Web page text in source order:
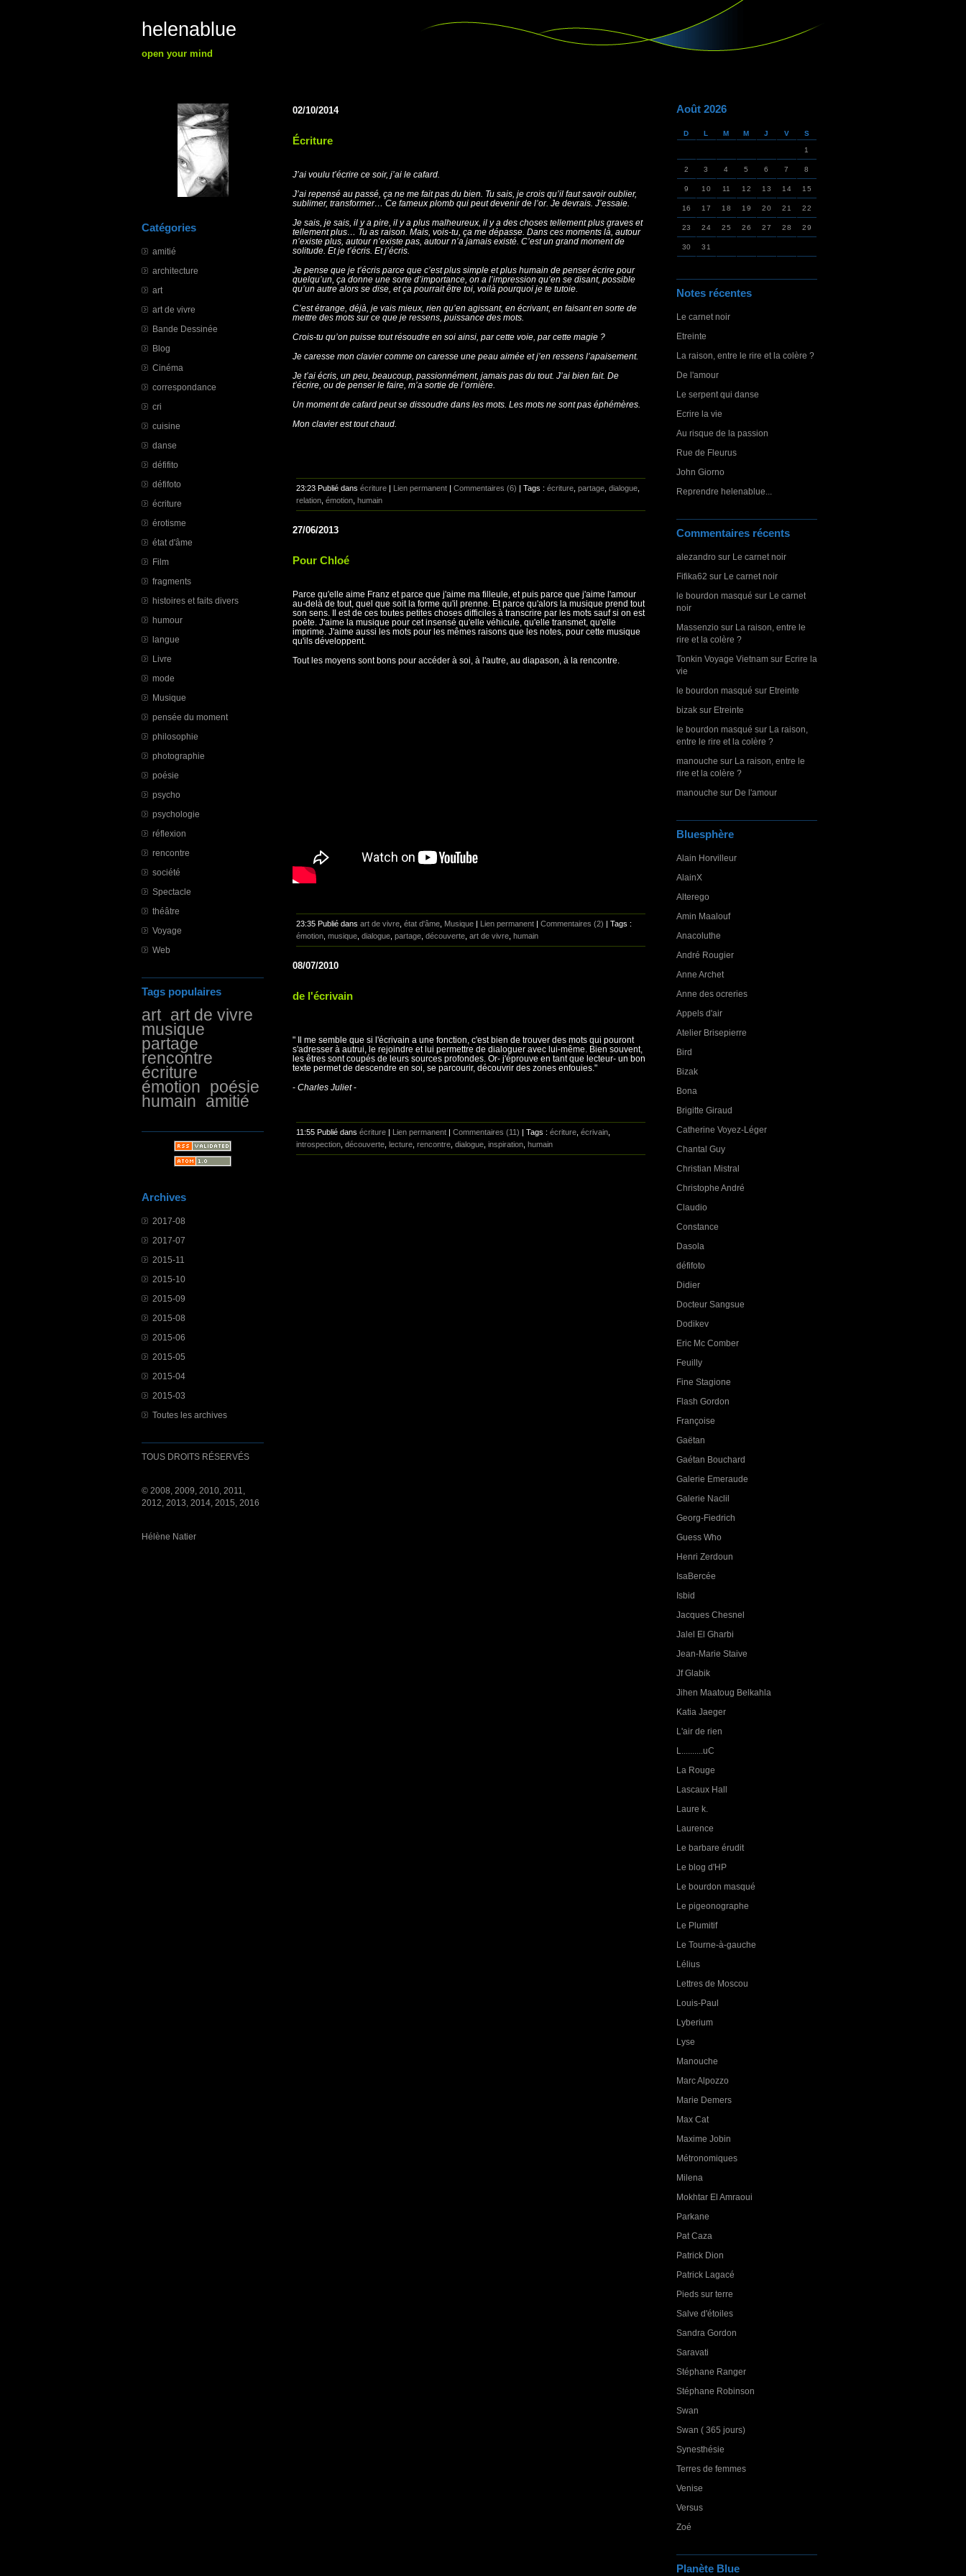
helenablue
open your mind
Catégories
amitié
architecture
art
art de vivre
Bande Dessinée
Blog
Cinéma
correspondance
cri
cuisine
danse
défifito
défifoto
écriture
érotisme
état d'âme
Film
fragments
histoires et faits divers
humour
langue
Livre
mode
Musique
pensée du moment
philosophie
photographie
poésie
psycho
psychologie
réflexion
rencontre
société
Spectacle
théâtre
Voyage
Web
Tags populaires
art art de vivre
musique
partage
rencontre
écriture
émotion poésie
humain amitié
Archives
2017-08
2017-07
2015-11
2015-10
2015-09
2015-08
2015-06
2015-05
2015-04
2015-03
Toutes les archives
TOUS DROITS RÉSERVÉS
© 2008, 2009, 2010, 2011,
2012, 2013, 2014, 2015, 2016
Hélène Natier
Août 2026
D L M M J V S
1
2 3 4 5 6 7 8
9 10 11 12 13 14 15
16 17 18 19 20 21 22
23 24 25 26 27 28 29
30 31
Notes récentes
Le carnet noir
Etreinte
La raison, entre le rire et la colère ?
De l'amour
Le serpent qui danse
Ecrire la vie
Au risque de la passion
Rue de Fleurus
John Giorno
Reprendre helenablue...
Commentaires récents
alezandro sur Le carnet noir
Fifika62 sur Le carnet noir
le bourdon masqué sur Le carnet
noir
Massenzio sur La raison, entre le
rire et la colère ?
Tonkin Voyage Vietnam sur Ecrire la
vie
le bourdon masqué sur Etreinte
bizak sur Etreinte
le bourdon masqué sur La raison,
entre le rire et la colère ?
manouche sur La raison, entre le
rire et la colère ?
manouche sur De l'amour
Bluesphère
Alain Horvilleur
AlainX
Alterego
Amin Maalouf
Anacoluthe
André Rougier
Anne Archet
Anne des ocreries
Appels d'air
Atelier Brisepierre
Bird
Bizak
Bona
Brigitte Giraud
Catherine Voyez-Léger
Chantal Guy
Christian Mistral
Christophe André
Claudio
Constance
Dasola
défifoto
Didier
Docteur Sangsue
Dodikev
Eric Mc Comber
Feuilly
Fine Stagione
Flash Gordon
Françoise
Gaëtan
Gaétan Bouchard
Galerie Emeraude
Galerie Naclil
Georg-Fiedrich
Guess Who
Henri Zerdoun
IsaBercée
Isbid
Jacques Chesnel
Jalel El Gharbi
Jean-Marie Staive
Jf Glabik
Jihen Maatoug Belkahla
Katia Jaeger
L'air de rien
L..........uC
La Rouge
Lascaux Hall
Laure k.
Laurence
Le barbare érudit
Le blog d'HP
Le bourdon masqué
Le pigeonographe
Le Plumitif
Le Tourne-à-gauche
Lélius
Lettres de Moscou
Louis-Paul
Lyberium
Lyse
Manouche
Marc Alpozzo
Marie Demers
Max Cat
Maxime Jobin
Métronomiques
Milena
Mokhtar El Amraoui
Parkane
Pat Caza
Patrick Dion
Patrick Lagacé
Pieds sur terre
Salve d'étoiles
Sandra Gordon
Saravati
Stéphane Ranger
Stéphane Robinson
Swan
Swan ( 365 jours)
Synesthésie
Terres de femmes
Venise
Versus
Zoé
Planète Blue
02/10/2014
Écriture
J’ai voulu t’écrire ce soir, j’ai le cafard.
J’ai repensé au passé, ça ne me fait pas du bien. Tu sais, je crois qu’il faut savoir oublier,
sublimer, transformer… Ce fameux plomb qui peut devenir de l’or. Je devrais. J’essaie.
Je sais, je sais, il y a pire, il y a plus malheureux, il y a des choses tellement plus graves et
tellement plus… Tu as raison. Mais, vois-tu, ça me dépasse. Dans ces moments là, autour
n’existe plus, autour n’existe pas, autour n’a jamais existé. C’est un grand moment de
solitude. Et je t’écris. Et j’écris.
Je pense que je t’écris parce que c’est plus simple et plus humain de penser écrire pour
quelqu’un, ça donne une sorte d’importance, on a l’impression qu’en se disant, possible
qu’un autre alors se dise, et ça pourrait être toi, voilà pourquoi je te tutoie.
C’est étrange, déjà, je vais mieux, rien qu’en agissant, en écrivant, en faisant en sorte de
mettre des mots sur ce que je ressens, puissance des mots.
Crois-tu qu’on puisse tout résoudre en soi ainsi, par cette voie, par cette magie ?
Je caresse mon clavier comme on caresse une peau aimée et j’en ressens l’apaisement.
Je t’ai écris, un peu, beaucoup, passionnément, jamais pas du tout. J’ai bien fait. De
t’écrire, ou de penser le faire, m’a sortie de l’ornière.
Un moment de cafard peut se dissoudre dans les mots. Les mots ne sont pas éphémères.
Mon clavier est tout chaud.
23:23 Publié dans écriture | Lien permanent | Commentaires (6) | Tags : écriture partage dialogue
relation émotion humain
27/06/2013
Pour Chloé
Parce qu'elle aime Franz et parce que j'aime ma filleule, et puis parce que j'aime l'amour
au-delà de tout, quel que soit la forme qu'il prenne. Et parce qu'alors la musique prend tout
son sens. Il est de ces toutes petites choses difficiles à transcrire par les mots sauf si on est
poète. J'aime la musique pour cet insensé qu'elle véhicule, qu'elle transmet, qu'elle
imprime. J'aime aussi les mots pour les mêmes raisons que les notes, pour cette musique
qu'ils développent.
Tout les moyens sont bons pour accéder à soi, à l'autre, au diapason, à la rencontre.
23:35 Publié dans art de vivre état d'âme Musique | Lien permanent | Commentaires (2) | Tags :
émotion musique dialogue partage découverte art de vivre humain
08/07/2010
de l'écrivain
" Il me semble que si l'écrivain a une fonction, c'est bien de trouver des mots qui pouront
s'adresser à autrui, le rejoindre et lui permettre de dialoguer avec lui-même. Bien souvent,
les êtres sont coupés de leurs sources profondes. Or- j'éprouve en tant que lecteur- un bon
texte permet de descendre en soi, se parcourir, découvrir des zones enfouies."
- Charles Juliet-
11:55 Publié dans écriture | Lien permanent | Commentaires (11) | Tags : écriture écrivain
introspection découverte lecture rencontre dialogue inspiration humain